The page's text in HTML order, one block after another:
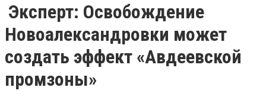
Эксперт: Освобождение
Новоалександровки может
создать эффект «Авдеевской
промзоны»